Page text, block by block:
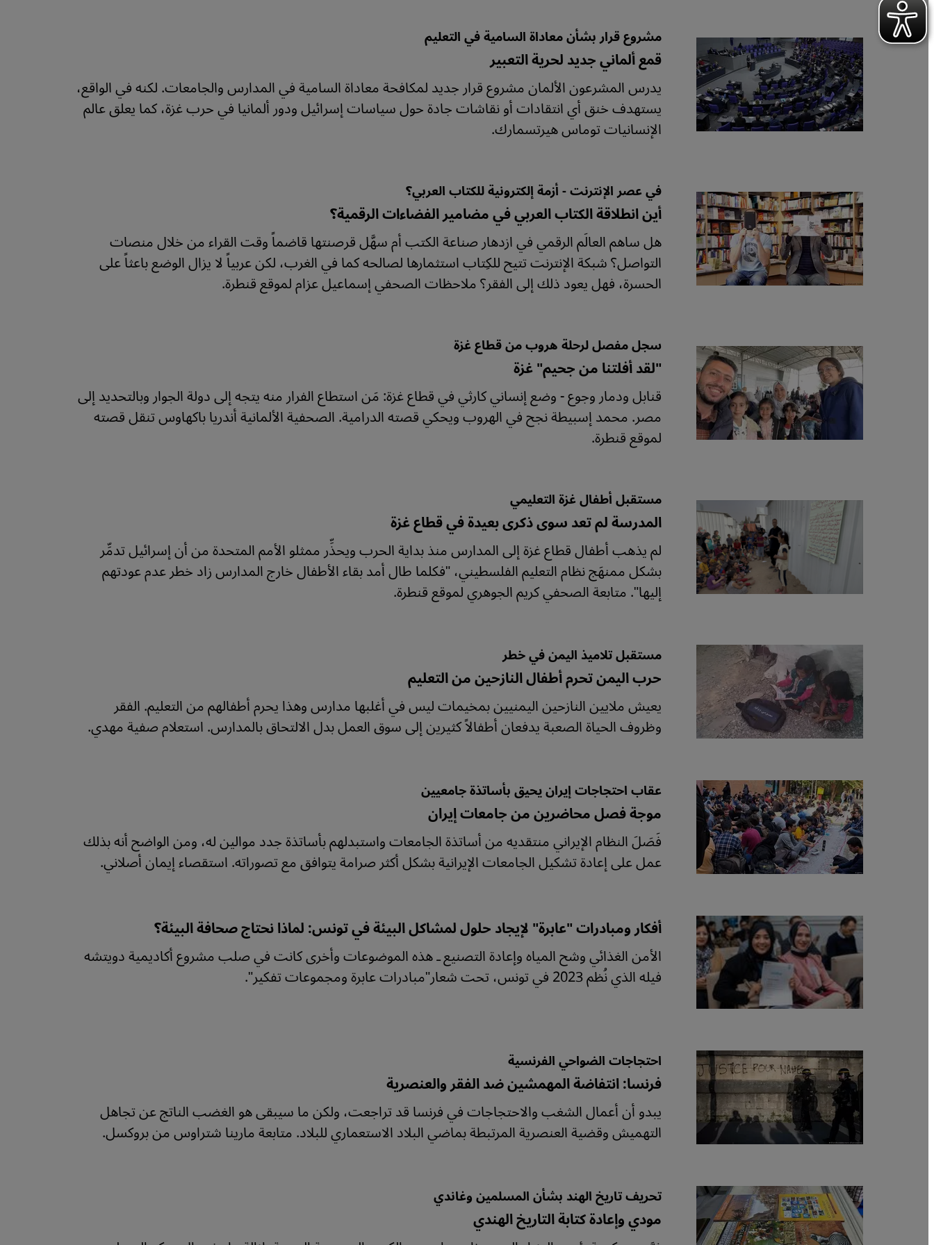
مشروع قرار بشأن معاداة السامية في التعليم
قمع ألماني جديد لحرية التعبير
يدرس المشرعون الألمان مشروع قرار جديد لمكافحة معاداة السامية في المدارس والجامعات. لكنه في الواقع،
يستهدف خنق أي انتقادات أو نقاشات جادة حول سياسات إسرائيل ودور ألمانيا في حرب غزة، كما يعلق عالم
الإنسانيات توماس هيرتسمارك.
في عصر الإنترنت - أزمة إلكترونية للكتاب العربي؟
أين انطلاقة الكتاب العربي في مضامير الفضاءات الرقمية؟
هل ساهم العالَم الرقمي في ازدهار صناعة الكتب أم سهَّل قرصنتها قاضماً وقت القراء من خلال منصات
التواصل؟ شبكة الإنترنت تتيح للكِتاب استثمارها لصالحه كما في الغرب، لكن عربياً لا يزال الوضع باعثاً على
الحسرة، فهل يعود ذلك إلى الفقر؟ ملاحظات الصحفي إسماعيل عزام لموقع قنطرة.
سجل مفصل لرحلة هروب من قطاع غزة
"لقد أفلتنا من جحيم" غزة
قنابل ودمار وجوع - وضع إنساني كارثي في قطاع غزة: مَن استطاع الفرار منه يتجه إلى دولة الجوار وبالتحديد إلى
مصر. محمد إسبيطة نجح في الهروب ويحكي قصته الدرامية. الصحفية الألمانية أندريا باكهاوس تنقل قصته
لموقع قنطرة.
مستقبل أطفال غزة التعليمي
المدرسة لم تعد سوى ذكرى بعيدة في قطاع غزة
لم يذهب أطفال قطاع غزة إلى المدارس منذ بداية الحرب ويحذِّر ممثلو الأمم المتحدة من أن إسرائيل تدمِّر
بشكل ممنهَج نظام التعليم الفلسطيني، "فكلما طال أمد بقاء الأطفال خارج المدارس زاد خطر عدم عودتهم
إليها". متابعة الصحفي كريم الجوهري لموقع قنطرة.
مستقبل تلاميذ اليمن في خطر
حرب اليمن تحرم أطفال النازحين من التعليم
يعيش ملايين النازحين اليمنيين بمخيمات ليس في أغلبها مدارس وهذا يحرم أطفالهم من التعليم. الفقر
وظروف الحياة الصعبة يدفعان أطفالاً كثيرين إلى سوق العمل بدل الالتحاق بالمدارس. استعلام صفية مهدي.
عقاب احتجاجات إيران يحيق بأساتذة جامعيين
موجة فصل محاضرين من جامعات إيران
فَصَلَ النظام الإيراني منتقديه من أساتذة الجامعات واستبدلهم بأساتذة جدد موالين له، ومن الواضح أنه بذلك
عمل على إعادة تشكيل الجامعات الإيرانية بشكل أكثر صرامة يتوافق مع تصوراته. استقصاء إيمان أصلاني.
أفكار ومبادرات "عابرة" لإيجاد حلول لمشاكل البيئة في تونس: لماذا نحتاج صحافة البيئة؟
الأمن الغذائي وشح المياه وإعادة التصنيع ـ هذه الموضوعات وأخرى كانت في صلب مشروع أكاديمية دويتشه
فيله الذي نُظم 2023 في تونس، تحت شعار"مبادرات عابرة ومجموعات تفكير".
احتجاجات الضواحي الفرنسية
فرنسا: انتفاضة المهمشين ضد الفقر والعنصرية
يبدو أن أعمال الشغب والاحتجاجات في فرنسا قد تراجعت، ولكن ما سيبقى هو الغضب الناتج عن تجاهل
التهميش وقضية العنصرية المرتبطة بماضي البلاد الاستعماري للبلاد. متابعة مارينا شتراوس من بروكسل.
تحريف تاريخ الهند بشأن المسلمين وغاندي
مودي وإعادة كتابة التاريخ الهندي